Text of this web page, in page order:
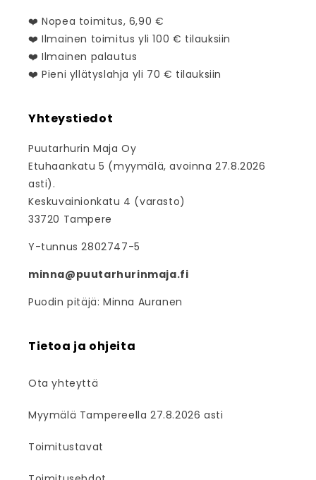
❤️ Nopea toimitus, 6,90 €
❤️ Ilmainen toimitus yli 100 € tilauksiin
❤️ Ilmainen palautus
❤️ Pieni yllätyslahja yli 70 € tilauksiin
Yhteystiedot
Puutarhurin Maja Oy
Etuhaankatu 5 (myymälä, avoinna 27.8.2026
asti).
Keskuvainionkatu 4 (varasto)
33720 Tampere
Y-tunnus 2802747-5
minna@puutarhurinmaja.fi
Puodin pitäjä: Minna Auranen
Tietoa ja ohjeita
Ota yhteyttä
Myymälä Tampereella 27.8.2026 asti
Toimitustavat